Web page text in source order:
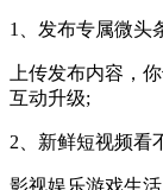
1、发布专属微头
上传发布内容，
互动升级;
2、新鲜短视频看